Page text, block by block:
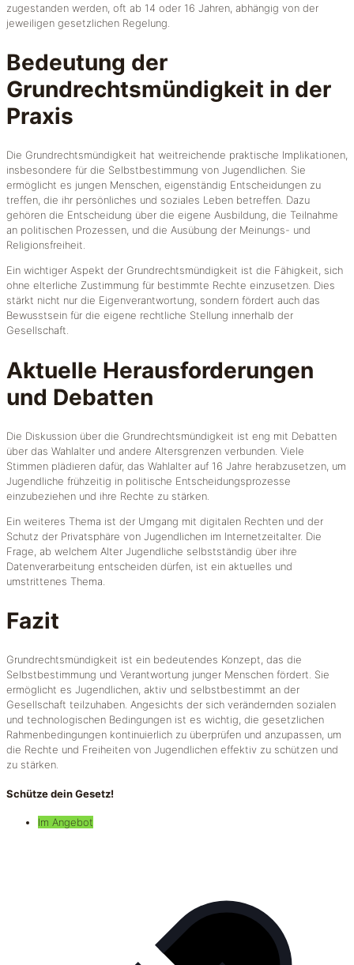
zugestanden werden, oft ab 14 oder 16 Jahren, abhängig von der
jeweiligen gesetzlichen Regelung.
Bedeutung der
Grundrechtsmündigkeit in der
Praxis
Die Grundrechtsmündigkeit hat weitreichende praktische Implikationen,
insbesondere für die Selbstbestimmung von Jugendlichen. Sie
ermöglicht es jungen Menschen, eigenständig Entscheidungen zu
treffen, die ihr persönliches und soziales Leben betreffen. Dazu
gehören die Entscheidung über die eigene Ausbildung, die Teilnahme
an politischen Prozessen, und die Ausübung der Meinungs- und
Religionsfreiheit.
Ein wichtiger Aspekt der Grundrechtsmündigkeit ist die Fähigkeit, sich
ohne elterliche Zustimmung für bestimmte Rechte einzusetzen. Dies
stärkt nicht nur die Eigenverantwortung, sondern fördert auch das
Bewusstsein für die eigene rechtliche Stellung innerhalb der
Gesellschaft.
Aktuelle Herausforderungen
und Debatten
Die Diskussion über die Grundrechtsmündigkeit ist eng mit Debatten
über das Wahlalter und andere Altersgrenzen verbunden. Viele
Stimmen plädieren dafür, das Wahlalter auf 16 Jahre herabzusetzen, um
Jugendliche frühzeitig in politische Entscheidungsprozesse
einzubeziehen und ihre Rechte zu stärken.
Ein weiteres Thema ist der Umgang mit digitalen Rechten und der
Schutz der Privatsphäre von Jugendlichen im Internetzeitalter. Die
Frage, ab welchem Alter Jugendliche selbstständig über ihre
Datenverarbeitung entscheiden dürfen, ist ein aktuelles und
umstrittenes Thema.
Fazit
Grundrechtsmündigkeit ist ein bedeutendes Konzept, das die
Selbstbestimmung und Verantwortung junger Menschen fördert. Sie
ermöglicht es Jugendlichen, aktiv und selbstbestimmt an der
Gesellschaft teilzuhaben. Angesichts der sich verändernden sozialen
und technologischen Bedingungen ist es wichtig, die gesetzlichen
Rahmenbedingungen kontinuierlich zu überprüfen und anzupassen, um
die Rechte und Freiheiten von Jugendlichen effektiv zu schützen und
zu stärken.
Schütze dein Gesetz!
Im Angebot